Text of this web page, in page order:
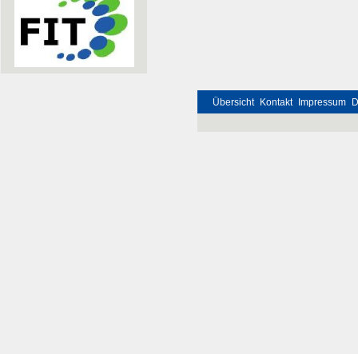
Übersicht Kontakt Impressum